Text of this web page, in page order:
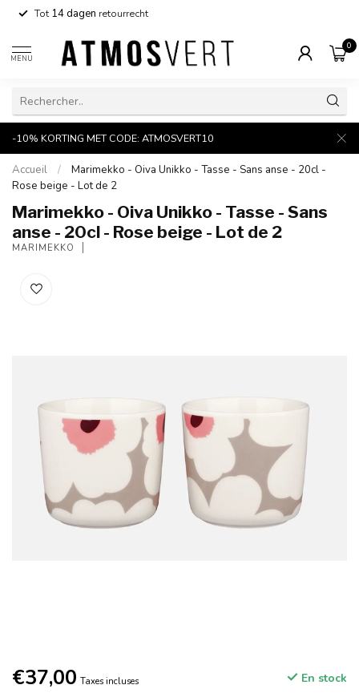
Tot14 dagen retourrecht
MENU
0
-10% KORTING MET CODE: ATMOSVERT10
Accueil /
Marimekko - Oiva Unikko - Tasse - Sans anse - 20cl -
Rose beige - Lot de 2
Marimekko - Oiva Unikko - Tasse - Sans
anse - 20cl - Rose beige - Lot de 2
MARIMEKKO
€37,00 Taxes incluses En stock